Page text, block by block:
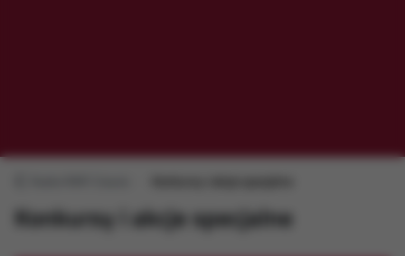
Konkursy i akcje specjalne